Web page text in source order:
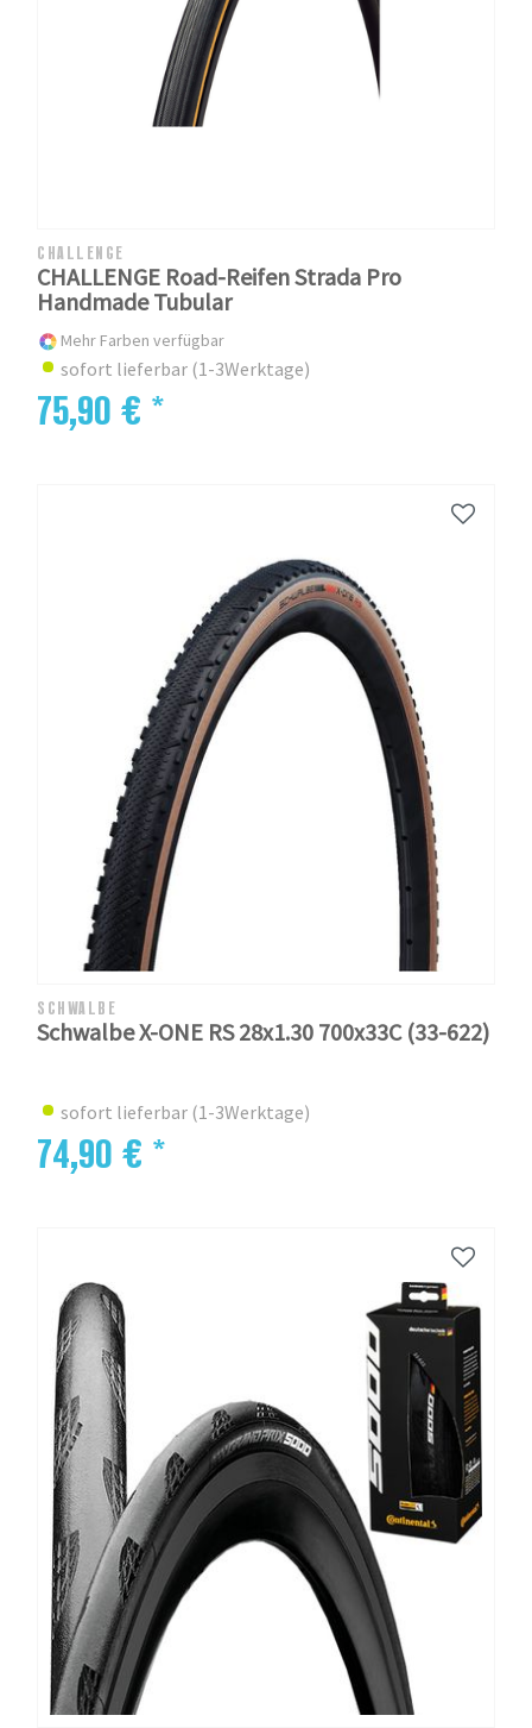
CHALLENGE
CHALLENGE Road-Reifen Strada Pro
Handmade Tubular
Mehr Farben verfügbar
sofort lieferbar (1-3Werktage)
75,90 € *
SCHWALBE
Schwalbe X-ONE RS 28x1.30 700x33C (33-622)
sofort lieferbar (1-3Werktage)
74,90 € *